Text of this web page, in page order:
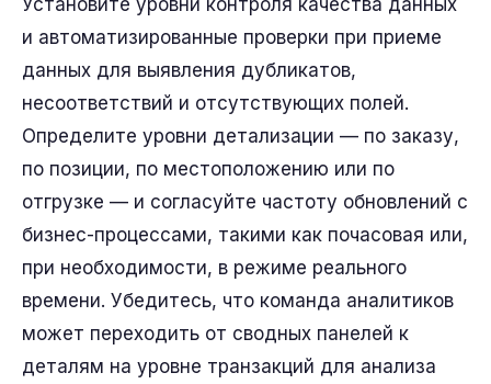
Установите уровни контроля качества данных
и автоматизированные проверки при приеме
данных для выявления дубликатов,
несоответствий и отсутствующих полей.
Определите уровни детализации — по заказу,
по позиции, по местоположению или по
отгрузке — и согласуйте частоту обновлений с
бизнес-процессами, такими как почасовая или,
при необходимости, в режиме реального
времени. Убедитесь, что команда аналитиков
может переходить от сводных панелей к
деталям на уровне транзакций для анализа